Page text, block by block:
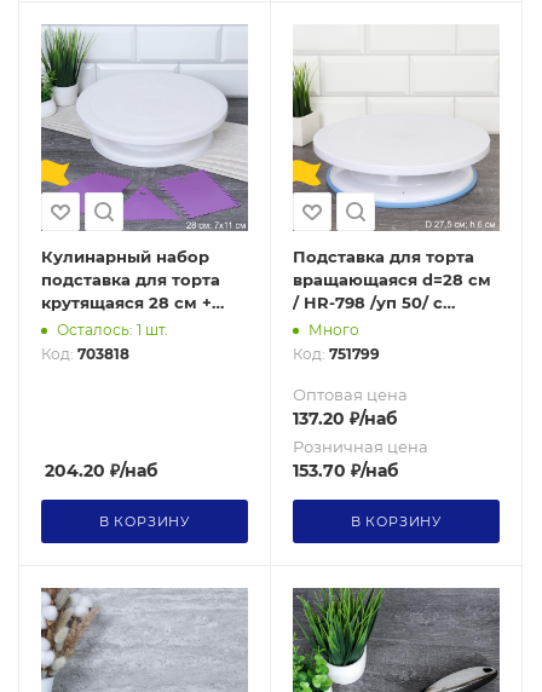
Кулинарный набор
подставка для торта
крутящаяся 28 см +
шпатель-декоратор
кондитерский 3
Осталось: 1 шт.
Код: 703818
204.20 ₽/наб
В КОРЗИНУ
Подставка для торта
вращающаяся d=28 см
/ HR-798 /уп 50/ с
антискользящим дном
OPP
Много
Код: 751799
Оптовая цена
137.20 ₽/наб
Розничная цена
153.70 ₽/наб
В КОРЗИНУ